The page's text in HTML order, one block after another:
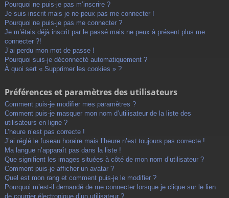
Pourquoi ne puis-je pas m’inscrire ?
Je suis inscrit mais je ne peux pas me connecter !
Pourquoi ne puis-je pas me connecter ?
Je m’étais déjà inscrit par le passé mais ne peux à présent plus me
connecter ?!
J’ai perdu mon mot de passe !
Pourquoi suis-je déconnecté automatiquement ?
À quoi sert « Supprimer les cookies » ?
Préférences et paramètres des utilisateurs
Comment puis-je modifier mes paramètres ?
Comment puis-je masquer mon nom d’utilisateur de la liste des
utilisateurs en ligne ?
L’heure n’est pas correcte !
J’ai réglé le fuseau horaire mais l’heure n’est toujours pas correcte !
Ma langue n’apparaît pas dans la liste !
Que signifient les images situées à côté de mon nom d’utilisateur ?
Comment puis-je afficher un avatar ?
Quel est mon rang et comment puis-je le modifier ?
Pourquoi m’est-il demandé de me connecter lorsque je clique sur le lien
de courrier électronique d’un utilisateur ?